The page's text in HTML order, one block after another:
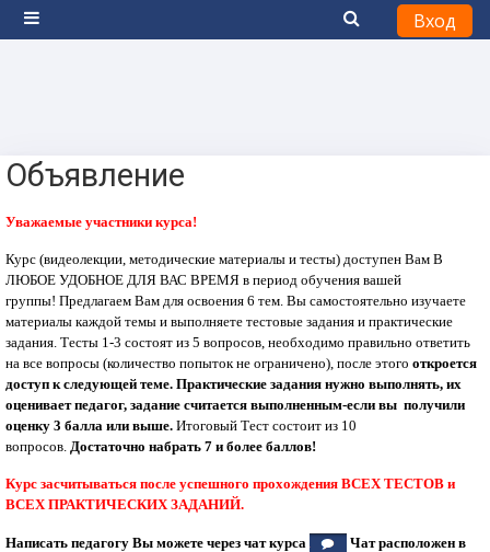
Боковая панель
Вход
Объявление
Уважаемые участники курса!
Курс (видеолекции, методические материалы и тесты) доступен Вам В
ЛЮБОЕ УДОБНОЕ ДЛЯ ВАС ВРЕМЯ в период обучения вашей
группы! Предлагаем Вам для освоения 6 тем. Вы самостоятельно изучаете
материалы каждой темы и выполняете тестовые задания и практические
задания. Тесты 1-3 состоят из 5 вопросов, необходимо правильно ответить
на все вопросы (количество попыток не ограничено), после этого откроется
доступ к следующей теме. Практические задания нужно выполнять, их
оценивает педагог, задание считается выполненным-если вы получили
оценку 3 балла или выше. Итоговый Тест состоит из 10
вопросов. Достаточно набрать 7 и более баллов!
Курс засчитываться после успешного прохождения ВСЕХ ТЕСТОВ и
ВСЕХ ПРАКТИЧЕСКИХ ЗАДАНИЙ.
Написать педагогу Вы можете через чат курса
Чат расположен в